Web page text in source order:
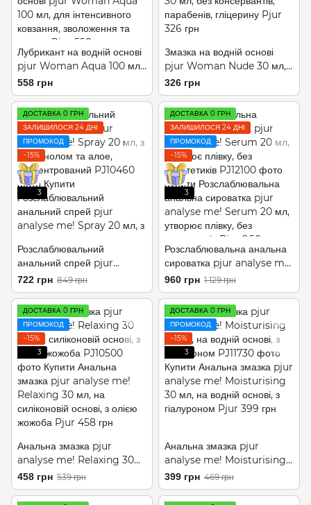
Лубрикант на водній основі
pjur Woman Aqua 100 мл,
для інтенсивного ковзання,
зволоження та догляд
558 грн
Змазка на водній основі
pjur Woman Nude 30 мл,
без консервантів, парабенів,
гліцерину
326 грн
ДОСТАВКА 0 ГРН
ЗАЛИШИЛОСЯ 24 ДНІ
ПРОМОКОД
−15%
3
Розслаблювальний
анальний спрей pjur
analyse me! Spray 20 мл, з
пантенолом та алое,
концентрований
722 грн 849 грн
ДОСТАВКА 0 ГРН
ЗАЛИШИЛОСЯ 24 ДНІ
ПРОМОКОД
−15%
3
Розслаблювальна анальна
сироватка pjur analyse me!
Serum 20 мл, утворює
плівку, без анестетиків
960 грн 1 129 грн
ДОСТАВКА 0 ГРН
ПРОМОКОД
−15%
3
Анальна змазка pjur
analyse me! Relaxing 30
мл, на силіконовій основі, з
олією жожоба
458 грн 539 грн
ДОСТАВКА 0 ГРН
ПРОМОКОД
−15%
3
Анальна змазка pjur
analyse me! Moisturising
30 мл, на водній основі, з
гіалуроном
399 грн 469 грн